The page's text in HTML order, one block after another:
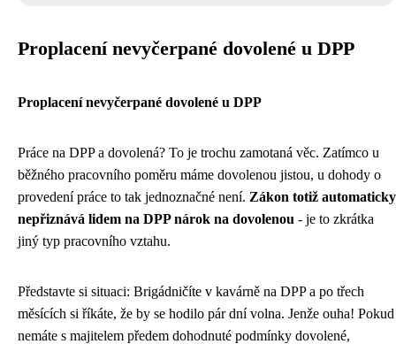
Proplacení nevyčerpané dovolené u DPP
Proplacení nevyčerpané dovolené u DPP
Práce na DPP a dovolená? To je trochu zamotaná věc. Zatímco u
běžného pracovního poměru máme dovolenou jistou, u dohody o
provedení práce to tak jednoznačné není. Zákon totiž automaticky
nepřiznává lidem na DPP nárok na dovolenou - je to zkrátka
jiný typ pracovního vztahu.
Představte si situaci: Brigádničíte v kavárně na DPP a po třech
měsících si říkáte, že by se hodilo pár dní volna. Jenže ouha! Pokud
nemáte s majitelem předem dohodnuté podmínky dovolené,